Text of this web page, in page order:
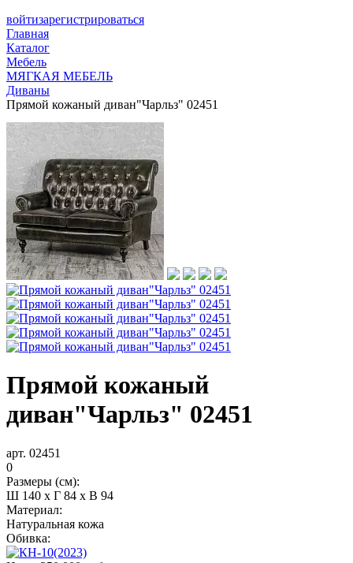
войтизарегистрироваться
Главная
Каталог
Мебель
МЯГКАЯ МЕБЕЛЬ
Диваны
Прямой кожаный диван"Чарльз" 02451
Прямой кожаный
диван"Чарльз" 02451
арт. 02451
0
Размеры (см):
Ш 140 x Г 84 x В 94
Материал:
Натуральная кожа
Обивка: